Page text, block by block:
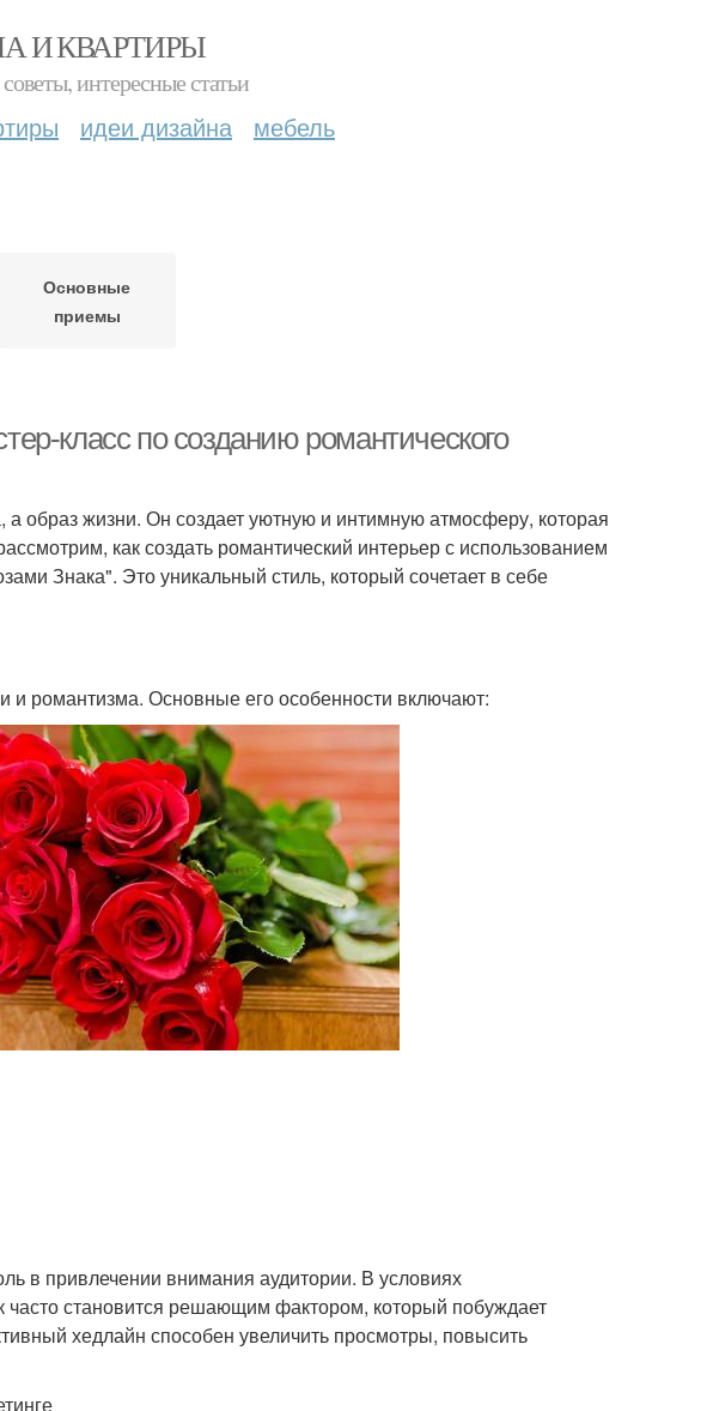
И КВАРТИРЫ
интересные статьи
идеи дизайна мебель
Основные
приемы
класс по созданию романтического
а образ жизни. Он создает уютную и интимную атмосферу, которая
как создать романтический интерьер с использованием
Знака". Это уникальный стиль, который сочетает в себе
и романтизма. Основные его особенности включают:
в привлечении внимания аудитории. В условиях
становится решающим фактором, который побуждает
хедлайн способен увеличить просмотры, повысить